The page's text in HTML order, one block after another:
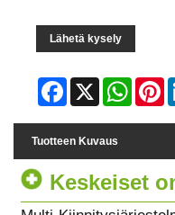
Lähetä kysely
Facebook
Tuotteen Kuvaus
Keskeiset